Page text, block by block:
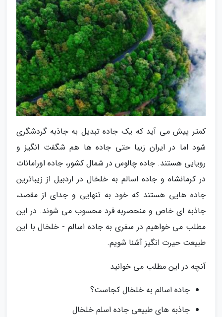
کمتر پیش می آید که یک جاده تبدیل به جاذبه گردشگری
شود اما در ایران زیبا حتی جاده ها هم شگفت انگیز و
رویایی هستند. جاده چالوس در شمال کشور، جاده اورامانات
در کرمانشاه و جاده اسالم به خلخال در اردبیل از زیباترین
جاده هایی هستند که خود به تنهایی و جدای از مقصد،
جاذبه ای خاص و منحصربه فرد محسوب می شوند. در این
مطلب می خواهیم در سفری به جاده اسالم - خلخال با این
طبیعت حیرت انگیز آشنا شویم.
آنچه در این مطلب می خوانید
جاده اسالم به خلخال کجاست؟
جاذبه های طبیعی جاده اسلم خلخال